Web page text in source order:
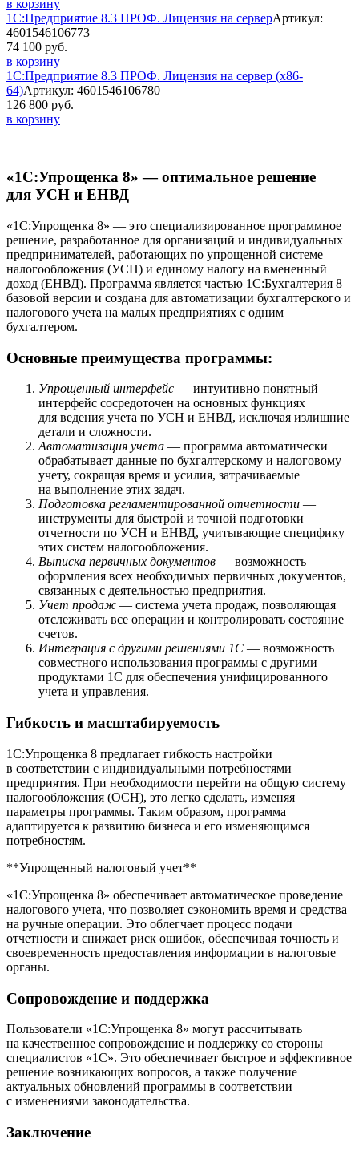
в корзину
1С:Предприятие 8.3 ПРОФ. Лицензия на серверАртикул:
4601546106773
74 100 руб.
в корзину
1С:Предприятие 8.3 ПРОФ. Лицензия на сервер (x86-
64)Артикул: 4601546106780
126 800 руб.
в корзину
«1С:Упрощенка 8» — оптимальное решение
для УСН и ЕНВД
«1С:Упрощенка 8» — это специализированное программное
решение, разработанное для организаций и индивидуальных
предпринимателей, работающих по упрощенной системе
налогообложения (УСН) и единому налогу на вмененный
доход (ЕНВД). Программа является частью 1С:Бухгалтерия 8
базовой версии и создана для автоматизации бухгалтерского и
налогового учета на малых предприятиях с одним
бухгалтером.
Основные преимущества программы:
Упрощенный интерфейс — интуитивно понятный
интерфейс сосредоточен на основных функциях
для ведения учета по УСН и ЕНВД, исключая излишние
детали и сложности.
Автоматизация учета — программа автоматически
обрабатывает данные по бухгалтерскому и налоговому
учету, сокращая время и усилия, затрачиваемые
на выполнение этих задач.
Подготовка регламентированной отчетности —
инструменты для быстрой и точной подготовки
отчетности по УСН и ЕНВД, учитывающие специфику
этих систем налогообложения.
Выписка первичных документов — возможность
оформления всех необходимых первичных документов,
связанных с деятельностью предприятия.
Учет продаж — система учета продаж, позволяющая
отслеживать все операции и контролировать состояние
счетов.
Интеграция с другими решениями 1С — возможность
совместного использования программы с другими
продуктами 1С для обеспечения унифицированного
учета и управления.
Гибкость и масштабируемость
1С:Упрощенка 8 предлагает гибкость настройки
в соответствии с индивидуальными потребностями
предприятия. При необходимости перейти на общую систему
налогообложения (ОСН), это легко сделать, изменяя
параметры программы. Таким образом, программа
адаптируется к развитию бизнеса и его изменяющимся
потребностям.
**Упрощенный налоговый учет**
«1С:Упрощенка 8» обеспечивает автоматическое проведение
налогового учета, что позволяет сэкономить время и средства
на ручные операции. Это облегчает процесс подачи
отчетности и снижает риск ошибок, обеспечивая точность и
своевременность предоставления информации в налоговые
органы.
Сопровождение и поддержка
Пользователи «1С:Упрощенка 8» могут рассчитывать
на качественное сопровождение и поддержку со стороны
специалистов «1С». Это обеспечивает быстрое и эффективное
решение возникающих вопросов, а также получение
актуальных обновлений программы в соответствии
с изменениями законодательства.
Заключение